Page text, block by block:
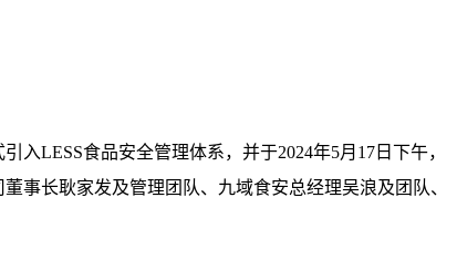
入LESS食品安全管理体系，并于2024年5月 17 日下午，
事长耿家发及管理团队、九域食安总经理吴浪及团队、